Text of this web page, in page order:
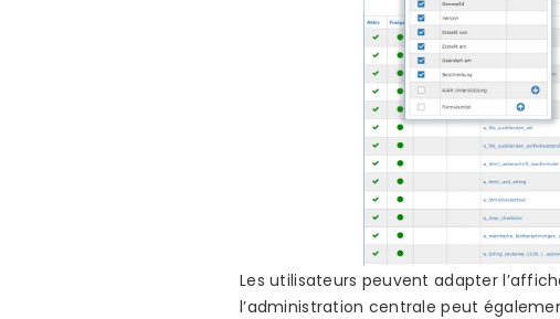
Les utilisateurs peuvent adapter
l’administration centrale peut